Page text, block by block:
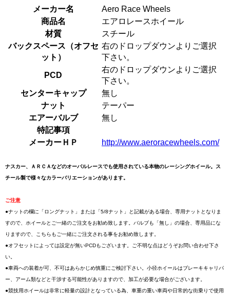
メーカー名
Aero Race Wheels
商品名
エアロレースホイール
材質
スチール
バックスペース（オフセ
ット）
右のドロップダウンよりご選択
下さい。
PCD
右のドロップダウンよりご選択
下さい。
センターキャップ
無し
ナット
テーパー
エアーバルブ
無し
特記事項
メーカーＨＰ
http://www.aeroracewheels.com/
ナスカー、ＡＲＣＡなどのオーバルレースでも使用されている本物のレーシングホイール。ス
チール製で様々なカラーバリエーションがあります。
ご注意
●ナットの欄に「ロングナット」または「5/8ナット」と記載がある場合、専用ナットとなりま
すので、ホイールとご一緒のご注文をお勧め致します。バルブも「無し」の場合、専用品にな
りますので、こちらもご一緒にご注文される事をお勧め致します。
●オフセットによっては設定が無いPCDもございます。ご不明な点はどうぞお問い合わせ下さ
い。
●車両への装着が可、不可はあらかじめ慎重にご検討下さい。小径ホイールはブレーキキャリパ
ー、アーム類などと干渉する可能性がありますので、加工が必要な場合がございます。
●競技用ホイールは非常に軽量の設計となっている為、車重の重い車両や日常的な街乗りで使用